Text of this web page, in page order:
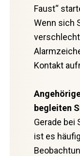
Faust“
Wenn sich
Kontakt
begleiten
Gerade bei
ist es